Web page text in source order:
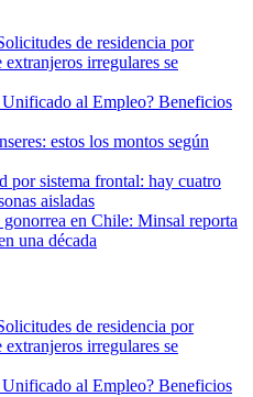
de residencia por
irregulares se
al Empleo? Beneficios
estos los montos según
por sistema frontal: hay cuatro
aisladas
gonorrea en Chile: Minsal reporta
una década
de residencia por
irregulares se
al Empleo? Beneficios